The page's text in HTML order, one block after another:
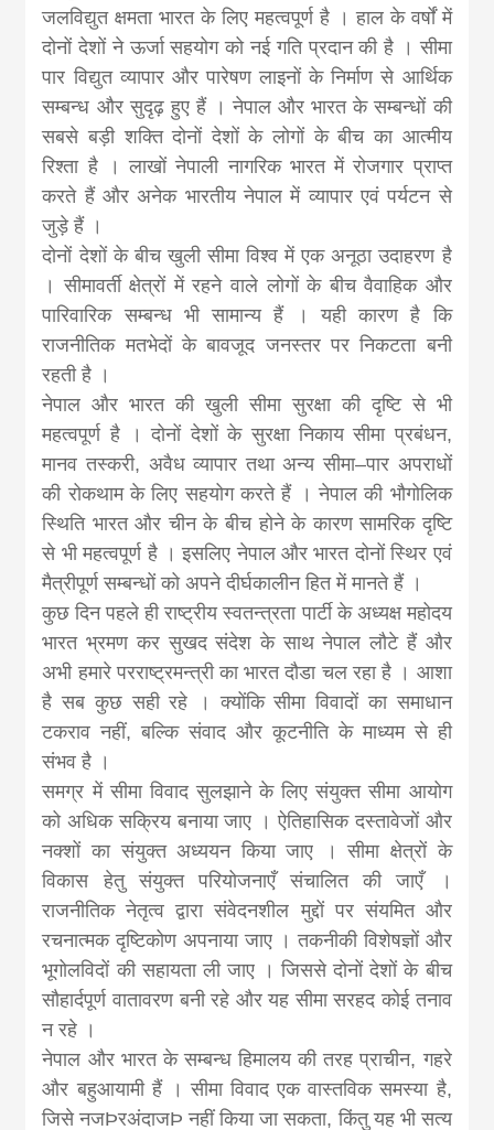
जलविद्युत क्षमता भारत के लिए महत्वपूर्ण है । हाल के वर्षों में
दोनों देशों ने ऊर्जा सहयोग को नई गति प्रदान की है । सीमा
पार विद्युत व्यापार और पारेषण लाइनों के निर्माण से आर्थिक
सम्बन्ध और सुदृढ़ हुए हैं । नेपाल और भारत के सम्बन्धों की
सबसे बड़ी शक्ति दोनों देशों के लोगों के बीच का आत्मीय
रिश्ता है । लाखों नेपाली नागरिक भारत में रोजगार प्राप्त
करते हैं और अनेक भारतीय नेपाल में व्यापार एवं पर्यटन से
जुड़े हैं ।
दोनों देशों के बीच खुली सीमा विश्व में एक अनूठा उदाहरण है
। सीमावर्ती क्षेत्रों में रहने वाले लोगों के बीच वैवाहिक और
पारिवारिक सम्बन्ध भी सामान्य हैं । यही कारण है कि
राजनीतिक मतभेदों के बावजूद जनस्तर पर निकटता बनी
रहती है ।
नेपाल और भारत की खुली सीमा सुरक्षा की दृष्टि से भी
महत्वपूर्ण है । दोनों देशों के सुरक्षा निकाय सीमा प्रबंधन,
मानव तस्करी, अवैध व्यापार तथा अन्य सीमा–पार अपराधों
की रोकथाम के लिए सहयोग करते हैं । नेपाल की भौगोलिक
स्थिति भारत और चीन के बीच होने के कारण सामरिक दृष्टि
से भी महत्वपूर्ण है । इसलिए नेपाल और भारत दोनों स्थिर एवं
मैत्रीपूर्ण सम्बन्धों को अपने दीर्घकालीन हित में मानते हैं ।
कुछ दिन पहले ही राष्ट्रीय‌ स्वतन्त्रता पार्टी के अध्यक्ष महोदय
भारत भ्रमण कर सुखद संदेश के साथ नेपाल लौटे हैं और
अभी हमारे परराष्ट्रमन्त्री का भारत दौडा चल रहा है । आशा
है सब कुछ सही रहे । क्योंकि सीमा विवादों का समाधान
टकराव नहीं, बल्कि संवाद और कूटनीति के माध्यम से ही
संभव है ।
समग्र में सीमा विवाद सुलझाने के लिए संयुक्त सीमा आयोग
को अधिक सक्रिय बनाया जाए । ऐतिहासिक दस्तावेजों और
नक्शों का संयुक्त अध्ययन किया जाए । सीमा क्षेत्रों के
विकास हेतु संयुक्त परियोजनाएँ संचालित की जाएँ ।
राजनीतिक नेतृत्व द्वारा संवेदनशील मुद्दों पर संयमित और
रचनात्मक दृष्टिकोण अपनाया जाए । तकनीकी विशेषज्ञों और
भूगोलविदों की सहायता ली जाए । जिससे दोनों देशों के बीच
सौहार्दपूर्ण वातावरण बनी रहे और यह सीमा सरहद कोई तनाव
न रहे ।
नेपाल और भारत के सम्बन्ध हिमालय की तरह प्राचीन, गहरे
और बहुआयामी हैं । सीमा विवाद एक वास्तविक समस्या है,
जिसे नजÞरअंदाजÞ नहीं किया जा सकता, किंतु यह भी सत्य